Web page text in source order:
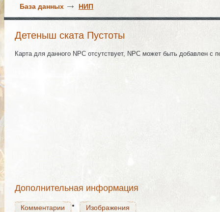
База данных НИП
Детеныш ската Пустоты
Карта для данного NPC отсутствует, NPC может быть добавлен с
Дополнительная информация
Комментарии Изображения